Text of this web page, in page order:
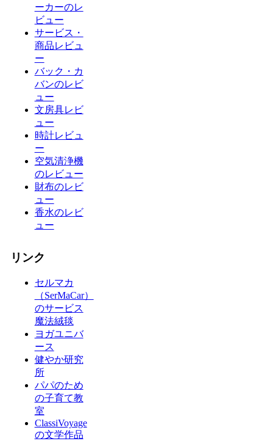
ーカーのレ
ビュー
サービス・
商品レビュ
ー
バック・カ
バンのレビ
ュー
文房具レビ
ュー
時計レビュ
ー
空気清浄機
のレビュー
財布のレビ
ュー
香水のレビ
ュー
リンク
セルマカ
（SerMaCar）
のサービス
魔法絨毯
ヨガユニバ
ース
健やか研究
所
パパのため
の子育て教
室
ClassiVoyage
の文学作品